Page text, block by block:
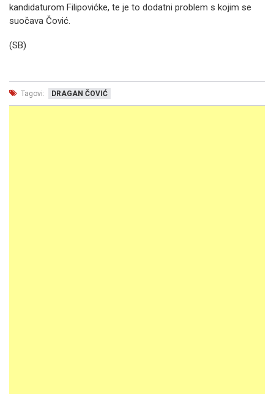
kandidaturom Filipovićke, te je to dodatni problem s kojim se
suočava Čović.
(SB)
Tagovi: DRAGAN ČOVIĆ